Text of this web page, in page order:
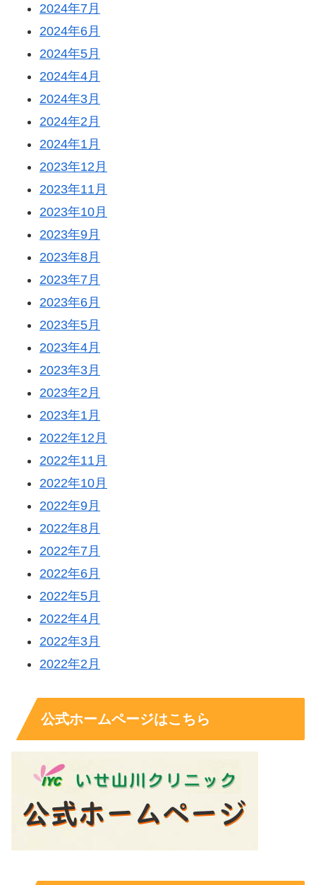
2024年7月
2024年6月
2024年5月
2024年4月
2024年3月
2024年2月
2024年1月
2023年12月
2023年11月
2023年10月
2023年9月
2023年8月
2023年7月
2023年6月
2023年5月
2023年4月
2023年3月
2023年2月
2023年1月
2022年12月
2022年11月
2022年10月
2022年9月
2022年8月
2022年7月
2022年6月
2022年5月
2022年4月
2022年3月
2022年2月
公式ホームページはこちら